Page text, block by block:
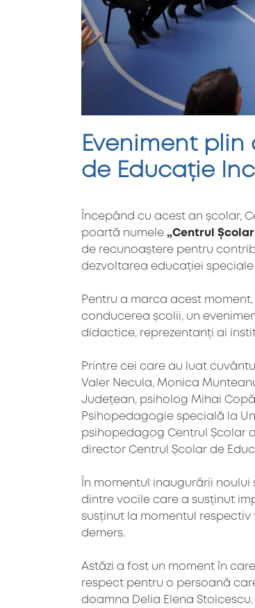
Eveniment
de Educație
Începând cu acest an școlar,
poartă numele „Centrul
de recunoaștere pentru
dezvoltarea educației speciale
Pentru a marca acest
conducerea școlii, un
didactice, reprezentanți ai
Printre cei care au luat
Valer Necula, Monica
Județean, psiholog Mihai
Psihopedagogie specială la
psihopedagog Centrul Școlar
director Centrul Școlar de
În momentul inaugurării noului
dintre vocile care a susținut
susținut la momentul respectiv
demers.
Astăzi a fost un moment în
respect pentru o persoană
doamna Delia Elena